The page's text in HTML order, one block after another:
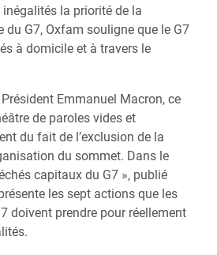
la priorité de la
du G7, Oxfam souligne que le G7
à domicile et à travers le
Emmanuel Macron, ce
de paroles vides et
du fait de l’exclusion de la
du sommet. Dans le
capitaux du G7 », publié
les sept actions que les
doivent prendre pour réellement